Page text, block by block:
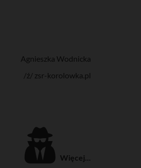
Agnieszka Wodnicka
/ź/ zsr-korolowka.pl
Więcej...